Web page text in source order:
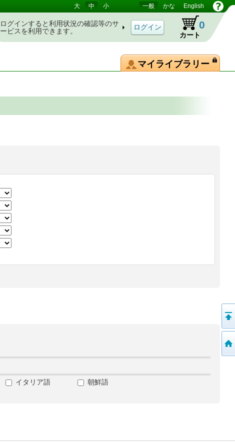
大 中 小 一般 かな English
ログインすると利用状況の確認等のサ
ービスを利用できます。
カート
0
マイライブラリー
イタリア語
朝鮮語